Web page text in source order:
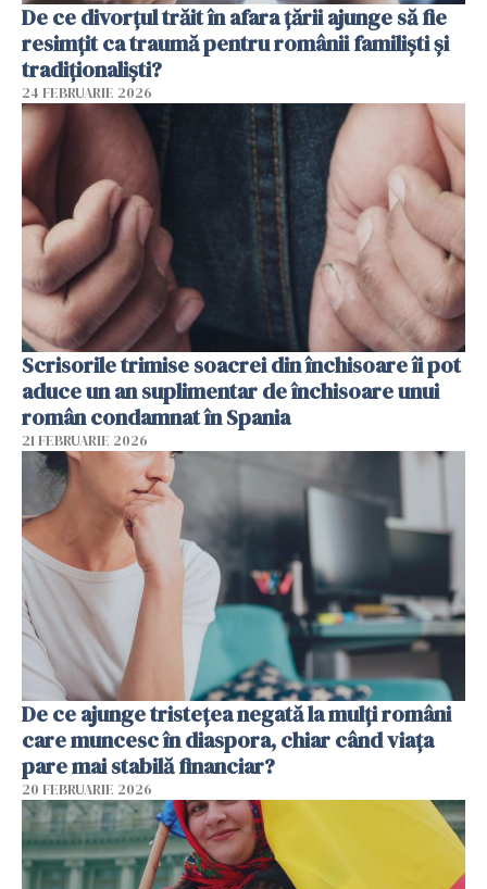
De ce divorțul trăit în afara țării ajunge să fie
resimțit ca traumă pentru românii familiști și
tradiționaliști?
24 FEBRUARIE 2026
Scrisorile trimise soacrei din închisoare îi pot
aduce un an suplimentar de închisoare unui
român condamnat în Spania
21 FEBRUARIE 2026
De ce ajunge tristețea negată la mulți români
care muncesc în diaspora, chiar când viața
pare mai stabilă financiar?
20 FEBRUARIE 2026